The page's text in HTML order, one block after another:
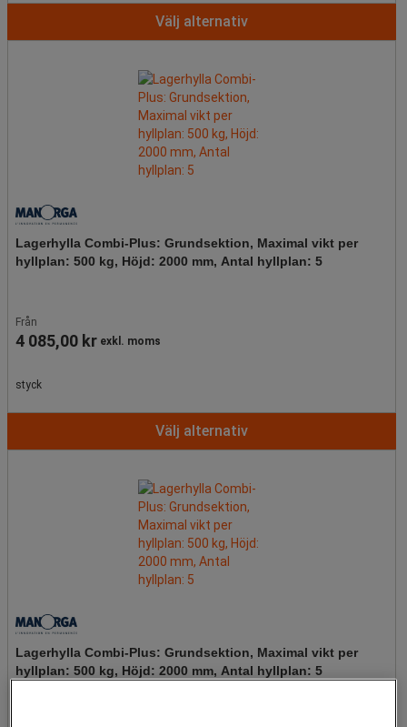
Välj alternativ
Lagerhylla Combi-Plus: Grundsektion, Maximal vikt per
hyllplan: 500 kg, Höjd: 2000 mm, Antal hyllplan: 5
Från
4 085,00 kr exkl. moms
styck
Välj alternativ
Lagerhylla Combi-Plus: Grundsektion, Maximal vikt per
hyllplan: 500 kg, Höjd: 2000 mm, Antal hyllplan: 5